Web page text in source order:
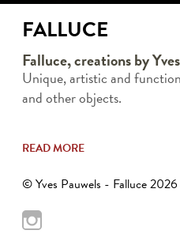
FALLUCE
Falluce, creations by
Unique, artistic and
and other objects.
READ MORE
© Yves Pauwels - Falluce